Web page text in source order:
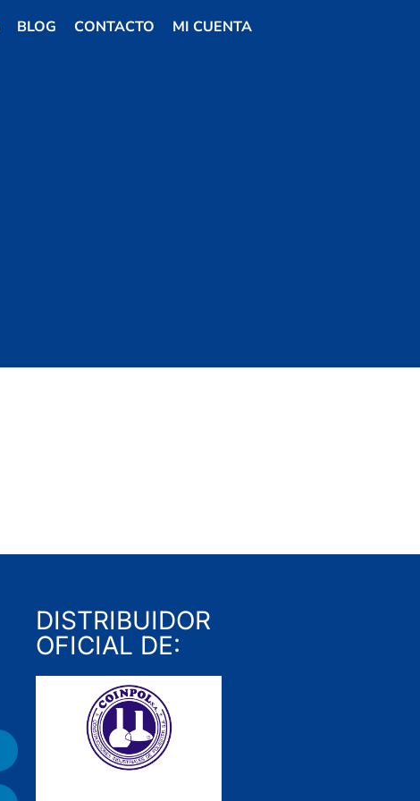
BLOG CONTACTO MI CUENTA
DISTRIBUIDOR
OFICIAL DE: